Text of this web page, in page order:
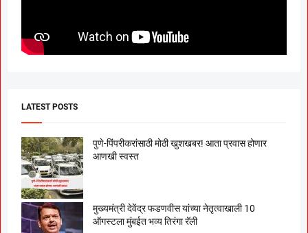
LATEST POSTS
पुणे-पिंपरीकरांसाठी मोठी खुशखबर! आता प्रवास होणार
आणखी स्वस्त
मुख्यमंत्री देवेंद्र फडणवीस यांच्या नेतृत्वाखाली 10
ऑगस्टला मुंबईत भव्य तिरंगा रॅली